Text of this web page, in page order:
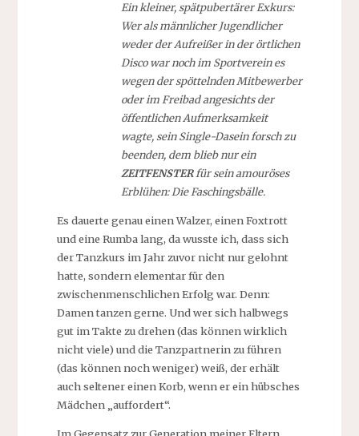
Ein kleiner, spätpubertärer Exkurs:
Wer als männlicher Jugendlicher
weder der Aufreißer in der örtlichen
Disco war noch im Sportverein es
wegen der spöttelnden Mitbewerber
oder im Freibad angesichts der
öffentlichen Aufmerksamkeit
wagte, sein Single-Dasein forsch zu
beenden, dem blieb nur ein
ZEITFENSTERfür sein amouröses
Erblühen: Die Faschingsbälle.
Es dauerte genau einen Walzer, einen Foxtrott
und eine Rumba lang, da wusste ich, dass sich
der Tanzkurs im Jahr zuvor nicht nur gelohnt
hatte, sondern elementar für den
zwischenmenschlichen Erfolg war. Denn:
Damen tanzen gerne. Und wer sich halbwegs
gut im Takte zu drehen (das können wirklich
nicht viele) und die Tanzpartnerin zu führen
(das können noch weniger) weiß, der erhält
auch seltener einen Korb, wenn er ein hübsches
Mädchen „auffordert“.